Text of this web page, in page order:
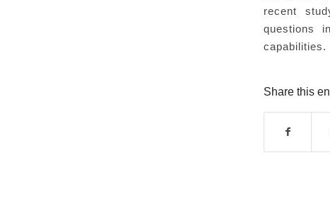
recent
questions
capabilities.
Share this